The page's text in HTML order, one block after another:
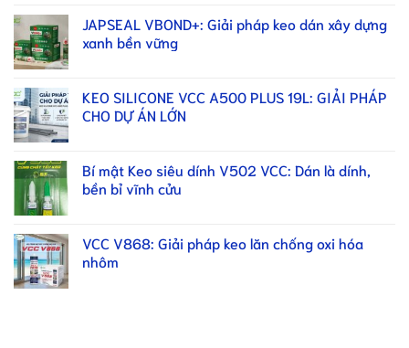
JAPSEAL VBOND+: Giải pháp keo dán xây dựng
xanh bền vững
KEO SILICONE VCC A500 PLUS 19L: GIẢI PHÁP
CHO DỰ ÁN LỚN
Bí mật Keo siêu dính V502 VCC: Dán là dính,
bền bỉ vĩnh cửu
VCC V868: Giải pháp keo lăn chống oxi hóa
nhôm